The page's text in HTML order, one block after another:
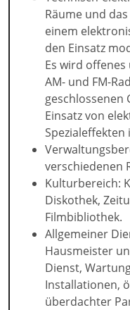
Räume und
einem
den Einsatz
Es wird offenes
AM- und FM-
geschlossenen
Einsatz von
Spezialeffekten
verschiedenen
Kulturbereich:
Diskothek,
Filmbibliothek.
Allgemeiner
Hausmeister
Dienst,
Installationen,
überdachter